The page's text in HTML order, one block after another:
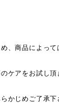
、商品によっ
ケアをお試し頂
かじめご了承下